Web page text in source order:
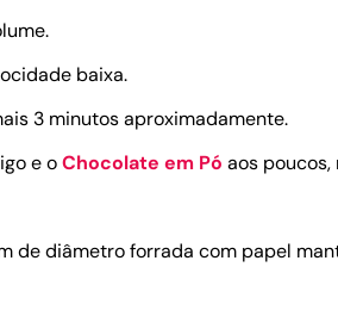
baixa.
3 minutos aproximadamente.
e oChocolate em Pó aos
de diâmetro forrada com papel